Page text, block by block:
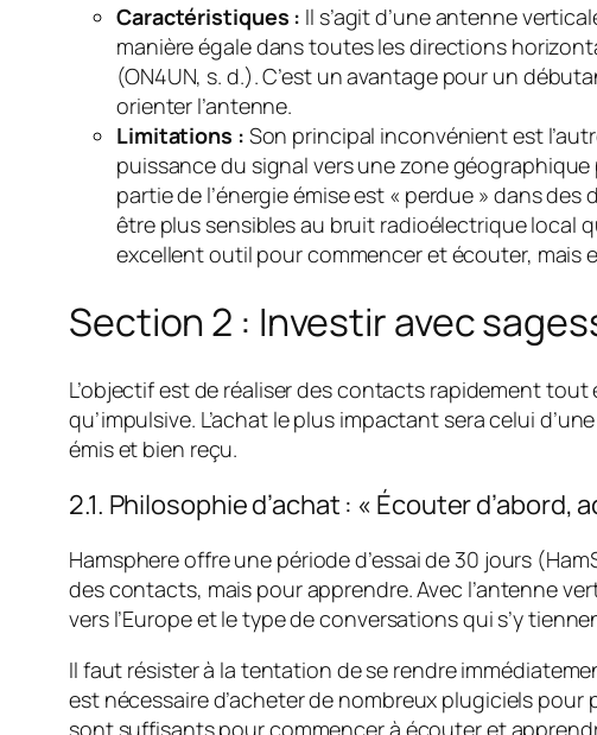
Caractéristiques : Il s’agit d’une antenne
manière égale dans toutes les directions
(ON4UN, s. d.). C’est un avantage pour un
orienter l’antenne.
Limitations : Son principal inconvénient est
puissance du signal vers une zone
partie de l’énergie émise est « perdue » dans
être plus sensibles au bruit radioélectrique local
excellent outil pour commencer et écouter, mais
Section 2 : Investir avec
L’objectif est de réaliser des contacts rapidement
qu’impulsive. L’achat le plus impactant sera celui
émis et bien reçu.
2.1. Philosophie d’achat : « Écouter d’abord,
Hamsphere offre une période d’essai de 30 jours
des contacts, mais pour apprendre. Avec l’antenne
vers l’Europe et le type de conversations qui s’y
Il faut résister à la tentation de se rendre
est nécessaire d’acheter de nombreux plugiciels
sont suffisants pour commencer à écouter et